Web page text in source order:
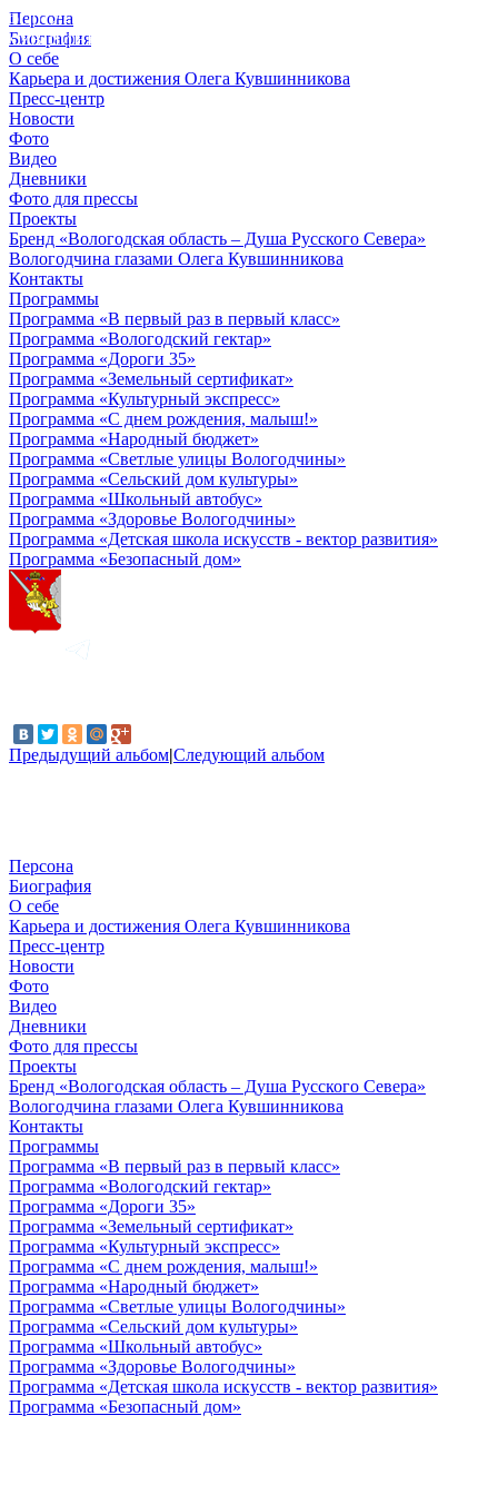
Персона
Биография
О себе
Карьера и достижения Олега Кувшинникова
Пресс-центр
Новости
Фото
Видео
Дневники
Фото для прессы
Проекты
Бренд «Вологодская область – Душа Русского Севера»
Вологодчина глазами Олега Кувшинникова
Контакты
Программы
Программа «В первый раз в первый класс»
Программа «Вологодский гектар»
Программа «Дороги 35»
Программа «Земельный сертификат»
Программа «Культурный экспресс»
Программа «С днем рождения, малыш!»
Программа «Народный бюджет»
Программа «Светлые улицы Вологодчины»
Программа «Сельский дом культуры»
Программа «Школьный автобус»
Программа «Здоровье Вологодчины»
Программа «Детская школа искусств - вектор развития»
Программа «Безопасный дом»
Предыдущий альбом|Следующий альбом
© 2012 - 2023,
КУВШИННИКОВ О.А.
Персона
Биография
О себе
Карьера и достижения Олега Кувшинникова
Пресс-центр
Новости
Фото
Видео
Дневники
Фото для прессы
Проекты
Бренд «Вологодская область – Душа Русского Севера»
Вологодчина глазами Олега Кувшинникова
Контакты
Программы
Программа «В первый раз в первый класс»
Программа «Вологодский гектар»
Программа «Дороги 35»
Программа «Земельный сертификат»
Программа «Культурный экспресс»
Программа «С днем рождения, малыш!»
Программа «Народный бюджет»
Программа «Светлые улицы Вологодчины»
Программа «Сельский дом культуры»
Программа «Школьный автобус»
Программа «Здоровье Вологодчины»
Программа «Детская школа искусств - вектор развития»
Программа «Безопасный дом»